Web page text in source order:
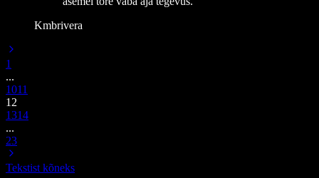
Kmbrivera
1
...
1011
12
1314
...
23
Tekstist kõneks